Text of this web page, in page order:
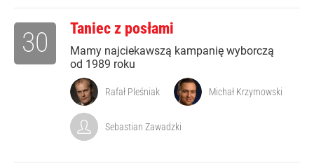
Taniec z posłami
Mamy najciekawszą kampanię wyborczą
od 1989 roku
30
Rafał Pleśniak Michał Krzymowski
Sebastian Zawadzki